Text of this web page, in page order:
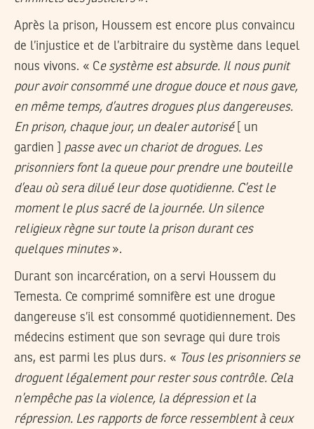
Après la prison, Houssem est encore plus convaincu
de l’injustice et de l’arbitraire du système dans lequel
nous vivons. « Ce système est absurde. Il nous punit
pour avoir consommé une drogue douce et nous gave,
en même temps, d’autres drogues plus dangereuses.
En prison, chaque jour, un dealer autorisé
[ un
gardien ]
passe avec un chariot de drogues. Les
prisonniers font la queue pour prendre une bouteille
d’eau où sera dilué leur dose quotidienne. C’est le
moment le plus sacré de la journée. Un silence
religieux règne sur toute la prison durant ces
quelques minutes».
Durant son incarcération, on a servi Houssem du
Temesta. Ce comprimé somnifère est une drogue
dangereuse s’il est consommé quotidiennement. Des
médecins estiment que son sevrage qui dure trois
ans, est parmi les plus durs. « Tous les prisonniers se
droguent légalement pour rester sous contrôle. Cela
n’empêche pas la violence, la dépression et la
répression. Les rapports de force ressemblent à ceux